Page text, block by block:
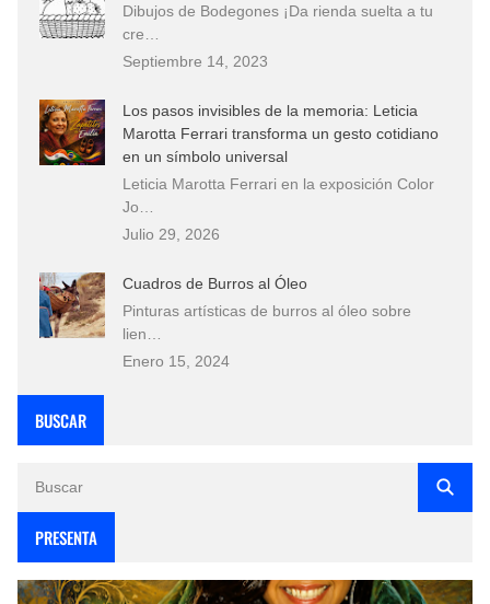
Dibujos de Bodegones ¡Da rienda suelta a tu
cre…
Septiembre 14, 2023
Los pasos invisibles de la memoria: Leticia
Marotta Ferrari transforma un gesto cotidiano
en un símbolo universal
Leticia Marotta Ferrari en la exposición Color
Jo…
Julio 29, 2026
Cuadros de Burros al Óleo
Pinturas artísticas de burros al óleo sobre
lien…
Enero 15, 2024
BUSCAR
PRESENTA